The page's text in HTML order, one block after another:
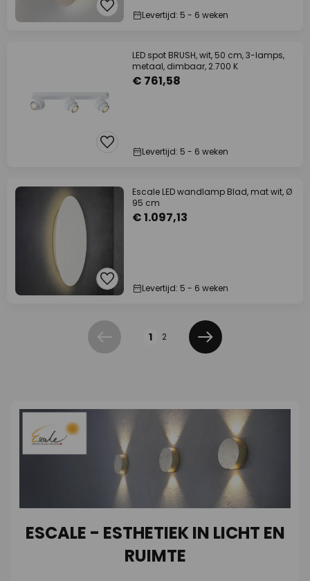
Levertijd: 5 - 6 weken
LED spot BRUSH, wit, 50 cm, 3-lamps,
metaal, dimbaar, 2.700 K
€ 761,58
Levertijd: 5 - 6 weken
Escale LED wandlamp Blad, mat wit, Ø
95 cm
€ 1.097,13
Levertijd: 5 - 6 weken
Vorige 1 2
Volgende
ESCALE - ESTHETIEK IN LICHT EN
RUIMTE